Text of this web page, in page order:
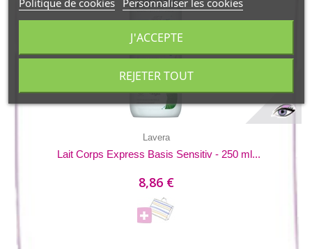
Lavera
Lait Corps Express Basis Sensitiv - 250 ml...
8,86 €
Politique de cookies Personnaliser les cookies
REJETER TOUT
J'ACCEPTE